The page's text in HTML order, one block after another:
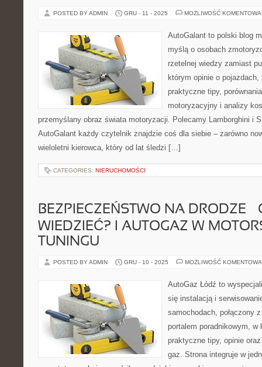
POSTED BY ADMIN GRU - 11 - 2025 MOŻLIWOŚĆ
AutoGalant to polski blog
myślą o osobach
rzetelnej wiedzy zamiast
którym opinie o
praktyczne tipy,
motoryzacyjny i analizy
przemyślany obraz świata motoryzacji. Polecamy Lamborghini i
AutoGalant każdy czytelnik znajdzie coś dla siebie – zarówno
wieloletni kierowca, który od lat śledzi […]
CATEGORIES: NIERUCHOMOŚCI
BEZPIECZEŃSTWO NA DRODZE –
WIEDZIEĆ? I AUTOGAZ W
TUNINGU
POSTED BY ADMIN GRU - 10 - 2025 MOŻLIWOŚĆ
AutoGaz Łódź to
się instalacją i
samochodach, połączony
portalem poradnikowym, w
praktyczne tipy, opinie
gaz. Strona integruje w